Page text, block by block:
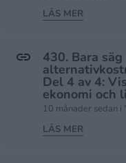
LÄS MER
430. Bara
Del 4 av 4:
ekonomi och
10 månader sedan
LÄS MER